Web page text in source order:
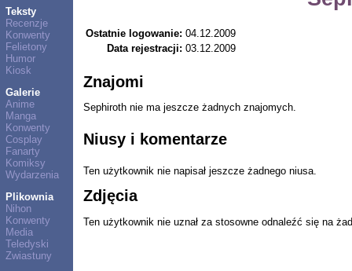
Teksty
Recenzje
Konwenty
Felietony
Humor
Kiosk
Galerie
Anime
Manga
Konwenty
Cosplay
Fanarty
Komiksy
Wydarzenia
Plikownia
Nihon
Konwenty
Media
Teledyski
Zwiastuny
Ostatnie logowanie: 04.12.2009
Data rejestracji: 03.12.2009
Znajomi
Sephiroth nie ma jeszcze żadnych znajomych.
Niusy i komentarze
Ten użytkownik nie napisał jeszcze żadnego niusa.
Zdjęcia
Ten użytkownik nie uznał za stosowne odnaleźć się na